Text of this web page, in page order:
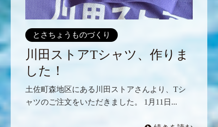
とさちょうものづくり
川田ストアTシャツ、作りま
した！
土佐町森地区にある川田ストアさんより、Tシ
ャツのご注文をいただきました。 1月11日...